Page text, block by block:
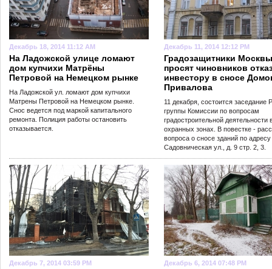
Декабрь 18, 2014 11:12 AM
На Ладожской улице ломают
дом купчихи Матрёны
Петровой на Немецком рынке
На Ладожской ул. ломают дом купчихи
Матрены Петровой на Немецком рынке.
Снос ведется под маркой капитального
ремонта. Полиция работы остановить
отказывается.
Декабрь 11, 2014 12:12 PM
Градозащитники Москвы
просят чиновников
инвестору в сносе
Привалова
11 декабря, состоится заседание
группы Комиссии по вопросам
градостроительной деятельности
охранных зонах. В повестке -
вопроса о сносе зданий по адресу
Садовническая ул., д. 9 стр. 2, 3.
Декабрь 7, 2014 03:59 PM Декабрь 6, 2014 07:48 PM